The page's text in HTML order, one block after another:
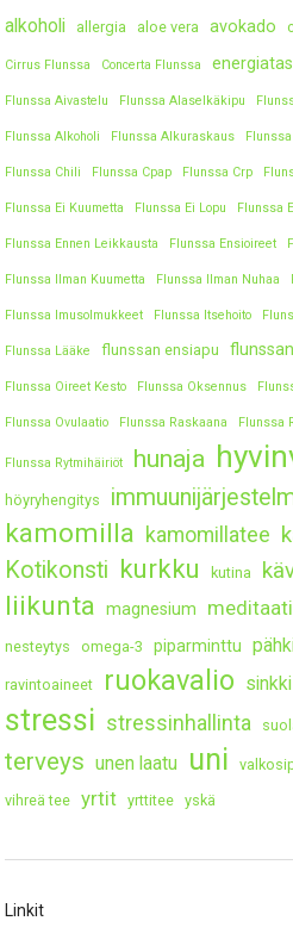
alkoholi allergia aloe vera avokado
Cirrus Flunssa Concerta Flunssa
Flunssa Aivastelu Flunssa Alaselkäkipu
Flunssa Alkoholi Flunssa Alkuraskaus
Flunssa Chili Flunssa Cpap Flunssa Crp
Flunssa Ei Kuumetta Flunssa Ei Lopu Flunssa
Flunssa Ennen Leikkausta Flunssa Ensioireet
Flunssa Ilman Kuumetta Flunssa Ilman Nuhaa
Flunssa Imusolmukkeet Flunssa Itsehoito
Flunssa Lääke flunssan ensiapu
Flunssa Oireet Kesto Flunssa Oksennus
Flunssa Ovulaatio Flunssa Raskaana Flunssa
Flunssa Rytmihäiriöt hunaja
höyryhengitys
kamomilla kamomillatee
Kotikonsti kurkku kutina
liikunta magnesium
nesteytys omega-3 piparminttu
ravintoaineet ruokavalio sinkki
stressi stressinhallinta
terveys unen laatu uni
vihreä tee
yrtit yrttitee yskä
Linkit